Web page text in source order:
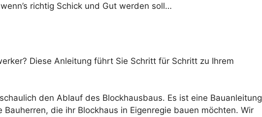
richtig Schick und Gut werden soll…
Diese Anleitung führt Sie Schritt für Schritt zu Ihrem
den Ablauf des Blockhausbaus. Es ist eine Bauanleitung
die ihr Blockhaus in Eigenregie bauen möchten. Wir